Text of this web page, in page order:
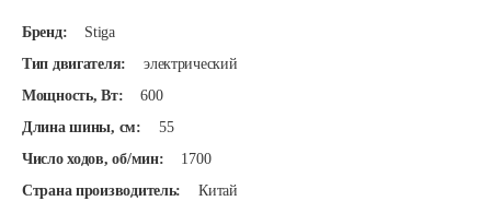
Бренд:
Stiga
Тип двигателя:
электрический
Мощность, Вт:
600
Длина шины, см:
55
Число ходов, об/мин:
1700
Страна производитель:
Китай